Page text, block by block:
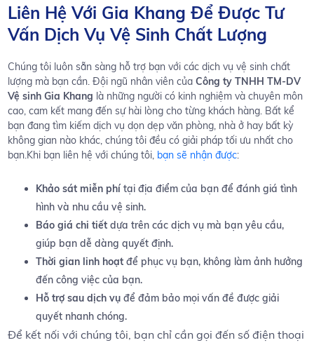
Liên Hệ Với Gia Khang ⁣Để ​Được Tư ​
Vấn Dịch Vụ Vệ Sinh⁤ Chất Lượng
Chúng tôi luôn sẵn ‍sàng hỗ trợ bạn⁣ với‍ các dịch⁣ vụ vệ sinh chất
lượng mà bạn cần.​ Đội ‌ngũ ‌nhân viên củaCông‌ ty TNHH TM-DV​
Vệ sinh⁢ Gia ⁣Khang là những người có kinh nghiệm và chuyên môn
cao, ⁤cam kết mang⁤ đến sự hài ⁣lòng cho từng ‌khách hàng. Bất‍ kể
bạn ⁤đang tìm kiếm dịch vụ ​dọn dẹp ⁣văn phòng, nhà ở ​hay bất kỳ ​
không ⁣gian nào​ khác,⁢ chúng​ tôi ‍đều​ có giải pháp ⁣tối ưu nhất cho
bạn.Khi bạn liên hệ với chúng tôi, bạn sẽ nhận được:
Khảo sát miễn‌ phítại địa điểm của⁣ bạn ⁣để đánh giá tình
‍hình và nhu‌ cầu ⁢vệ sinh.
Báo ⁢giá chi tiết dựa trên các dịch vụ ‌mà bạn⁤ yêu cầu,
giúp bạn dễ ​dàng quyết​ định.
Thời gian linh hoạt để phục vụ bạn, không ‍làm ảnh hưởng
đến công việc của⁣ bạn.
Hỗ trợ sau dịch vụ để đảm bảo mọi‍ vấn đề ‌được giải
quyết nhanh chóng.
Để⁢ kết nối với chúng tôi, bạn chỉ cần⁤ gọi đến số ⁤điện thoại